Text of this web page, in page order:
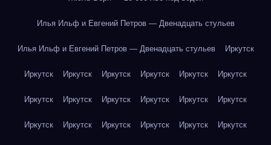
Илья Ильф и Евгений Петров — Двенадцать стульев
Илья Ильф и Евгений Петров — Двенадцать стульев Иркутск
Иркутск Иркутск Иркутск Иркутск Иркутск Иркутск
Иркутск Иркутск Иркутск Иркутск Иркутск Иркутск
Иркутск Иркутск Иркутск Иркутск Иркутск Иркутск